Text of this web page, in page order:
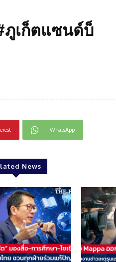
ภูเก็ตแซนด์บ็
WhatsApp
News